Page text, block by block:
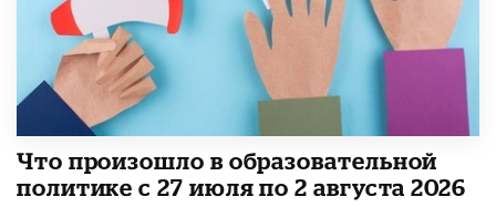
​Что произошло в образовательной
политике с 27 июля по 2 августа 2026